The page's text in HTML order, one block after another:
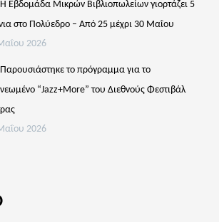
Η Εβδομάδα Μικρών Βιβλιοπωλείων γιορτάζει 5
στο Πολύεδρο – Από 25 μέχρι 30 Μαΐου
2026
Παρουσιάστηκε το πρόγραμμα για το
“Jazz+More” του Διεθνούς Φεστιβάλ
2026